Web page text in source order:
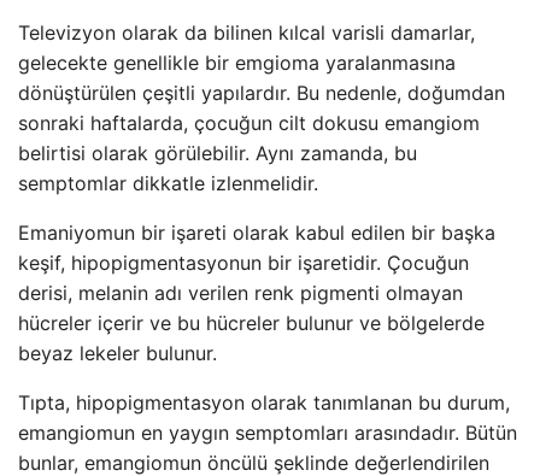
Televizyon olarak da bilinen kılcal varisli damarlar,
gelecekte genellikle bir emgioma yaralanmasına
dönüştürülen çeşitli yapılardır. Bu nedenle, doğumdan
sonraki haftalarda, çocuğun cilt dokusu emangiom
belirtisi olarak görülebilir. Aynı zamanda, bu
semptomlar dikkatle izlenmelidir.
Emaniyomun bir işareti olarak kabul edilen bir başka
keşif, hipopigmentasyonun bir işaretidir. Çocuğun
derisi, melanin adı verilen renk pigmenti olmayan
hücreler içerir ve bu hücreler bulunur ve bölgelerde
beyaz lekeler bulunur.
Tıpta, hipopigmentasyon olarak tanımlanan bu durum,
emangiomun en yaygın semptomları arasındadır. Bütün
bunlar, emangiomun öncülü şeklinde değerlendirilen